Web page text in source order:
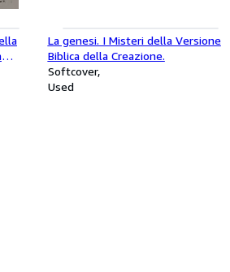
La genesi. I Misteri della Versione
Biblica della Creazione.
Softcover
Used